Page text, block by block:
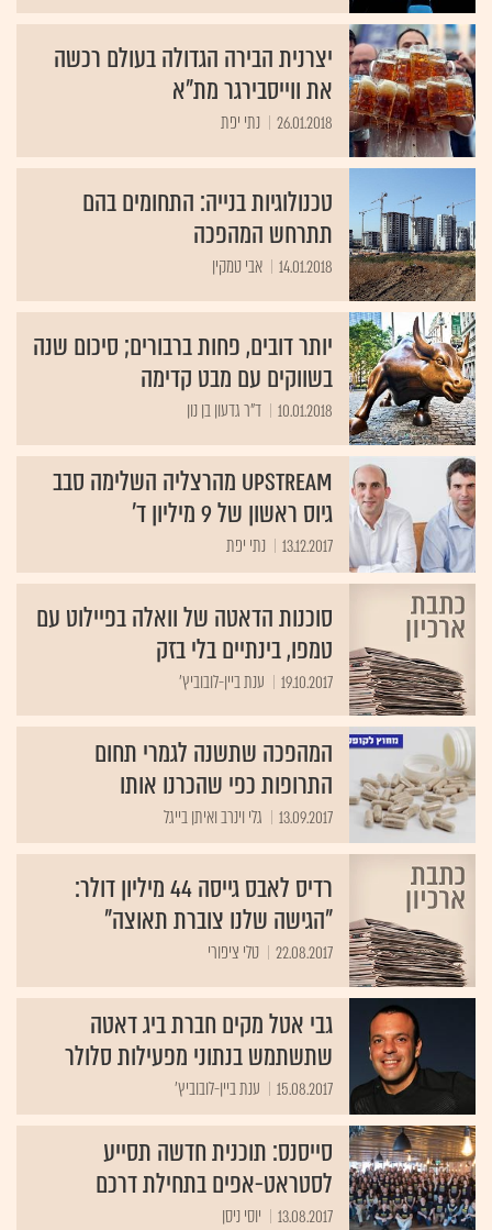
יצרנית הבירה הגדולה בעולם רכשה
את ווייסבירגר מת"א
26.01.2018 נתי יפת
טכנולוגיות בנייה: התחומים בהם
תתרחש המהפכה
14.01.2018 אבי טמקין
יותר דובים, פחות ברבורים; סיכום שנה
בשווקים עם מבט קדימה
10.01.2018 ד"ר גדעון בן נון
Upstream מהרצליה השלימה סבב
גיוס ראשון של 9 מיליון ד'
13.12.2017 נתי יפת
סוכנות הדאטה של וואלה בפיילוט עם
טמפו, בינתיים בלי בזק
19.10.2017 ענת ביין-לובוביץ'
המהפכה שתשנה לגמרי תחום
התרופות כפי שהכרנו אותו
13.09.2017 גלי וינרב ואיתן בייגל
רדיס לאבס גייסה 44 מיליון דולר:
"הגישה שלנו צוברת תאוצה"
22.08.2017 טלי ציפורי
גבי אטל מקים חברת ביג דאטה
שתשתמש בנתוני מפעילות סלולר
15.08.2017 ענת ביין-לובוביץ'
סייסנס: תוכנית חדשה תסייע
לסטראט-אפים בתחילת דרכם
13.08.2017 יוסי ניסן